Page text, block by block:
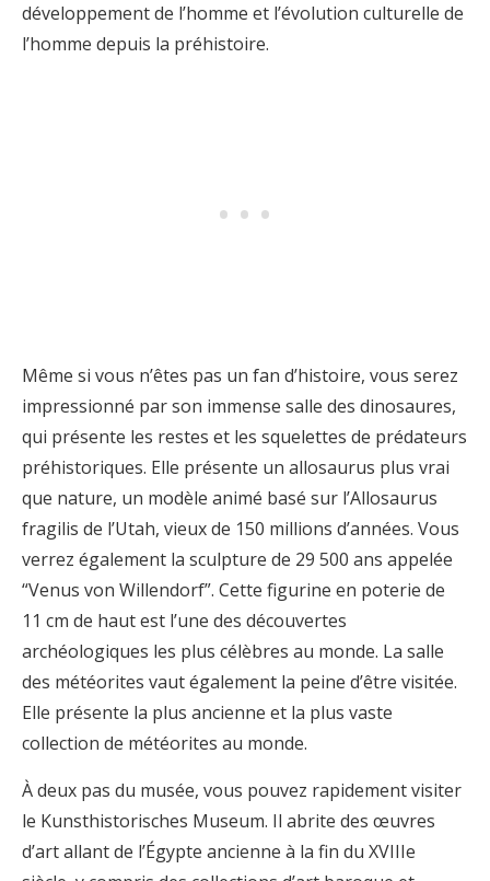
développement de l’homme et l’évolution culturelle de
l’homme depuis la préhistoire.
Même si vous n’êtes pas un fan d’histoire, vous serez
impressionné par son immense salle des dinosaures,
qui présente les restes et les squelettes de prédateurs
préhistoriques. Elle présente un allosaurus plus vrai
que nature, un modèle animé basé sur l’Allosaurus
fragilis de l’Utah, vieux de 150 millions d’années. Vous
verrez également la sculpture de 29 500 ans appelée
“Venus von Willendorf”. Cette figurine en poterie de
11 cm de haut est l’une des découvertes
archéologiques les plus célèbres au monde. La salle
des météorites vaut également la peine d’être visitée.
Elle présente la plus ancienne et la plus vaste
collection de météorites au monde.
À deux pas du musée, vous pouvez rapidement visiter
le Kunsthistorisches Museum. Il abrite des œuvres
d’art allant de l’Égypte ancienne à la fin du XVIIIe